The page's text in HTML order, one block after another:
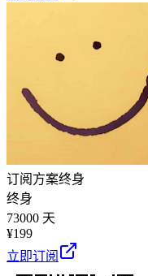
订阅方案终身
终身
73000 天
¥199
立即订阅